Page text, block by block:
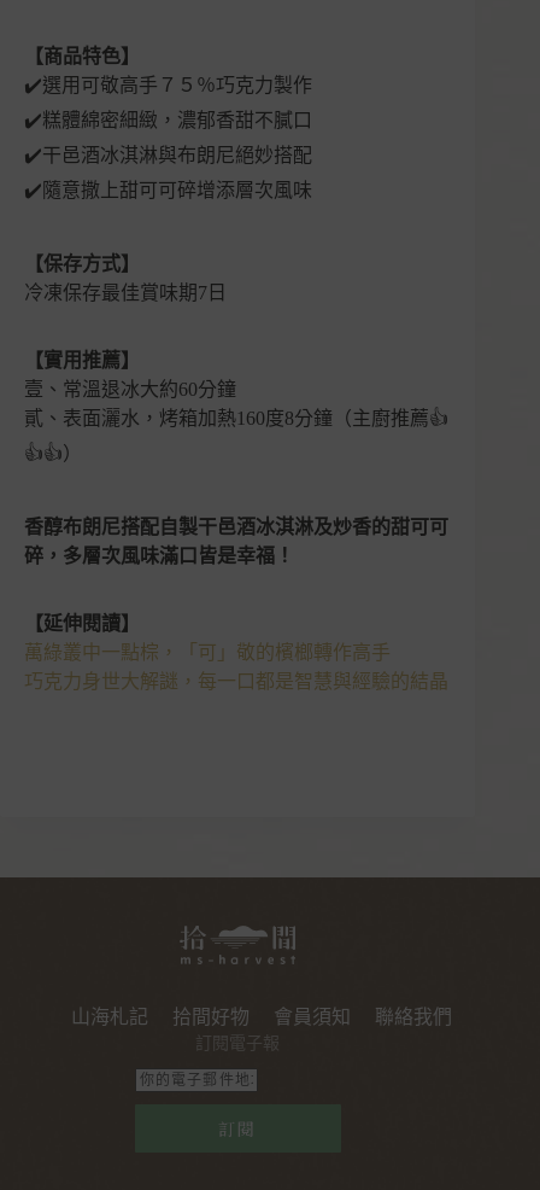
【商品特色】
✔️選用可敬高手７５％巧克力製作
✔️糕體綿密細緻，濃郁香甜不膩口
✔️干邑酒冰淇淋與布朗尼絕妙搭配
✔️隨意撒上甜可可碎增添層次風味
【保存方式】
冷凍保存最佳賞味期7日
【實用推薦】
壹、常溫退冰大約60分鐘
貳、表面灑水，烤箱加熱160度8分鐘（主廚推薦👍
👍👍）
香醇布朗尼搭配自製干邑酒冰淇淋及炒香的甜可可
碎，多層次風味滿口皆是幸福！
【延伸閱讀】
萬綠叢中一點棕，「可」敬的檳榔轉作高手
巧克力身世大解謎，每一口都是智慧與經驗的結晶
山海札記 拾間好物 會員須知 聯絡我們
訂閱電子報
訂閱